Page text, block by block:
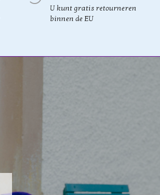
U kunt gratis retourneren
binnen de EU